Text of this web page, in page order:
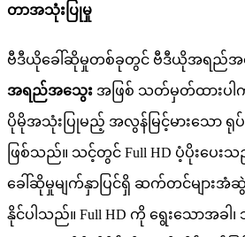
တအသ ပမ
ဗဒယခ ဆမတစခတင ဗဒယအရညအ
အရညအသ အ ဖစ သတမတထပ
ပမအသ ပမည အလန မငမသ ရပ
ဖစသည။ သငတင Full HD ပပပသ
ခ ဆမမကန ပငရ ဆကတငမအ
နငပ သည။ Full HD က ရသအခ ၊